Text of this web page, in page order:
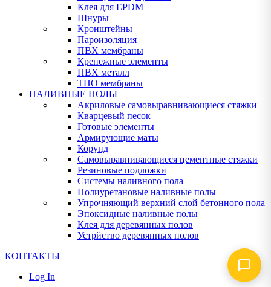
Клея для EPDM
Шнуры
Кронштейны
Пароизоляция
ПВХ мембраны
Крепежные элементы
ПВХ металл
ТПО мембраны
НАЛИВНЫЕ ПОЛЫ
Акриловые самовыравнивающиеся стяжки
Кварцевый песок
Готовые элементы
Армирующие маты
Корунд
Самовыравнивающиеся цементные стяжки
Резиновые подложки
Системы наливного пола
Полиуретановые наливные полы
Упрочняющий верхний слой бетонного пола
Эпоксидные наливные полы
Клея для деревянных полов
Устрйство деревянных полов
КОНТАКТЫ
Log In